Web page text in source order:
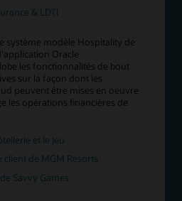
& LDTI
système modèle Hospitality de
Oracle
les fonctionnalités de bout
sur la façon dont les
peuvent être mises en oeuvre
les opérations financières de
et le jeu
de MGM Resorts
Savvy Games